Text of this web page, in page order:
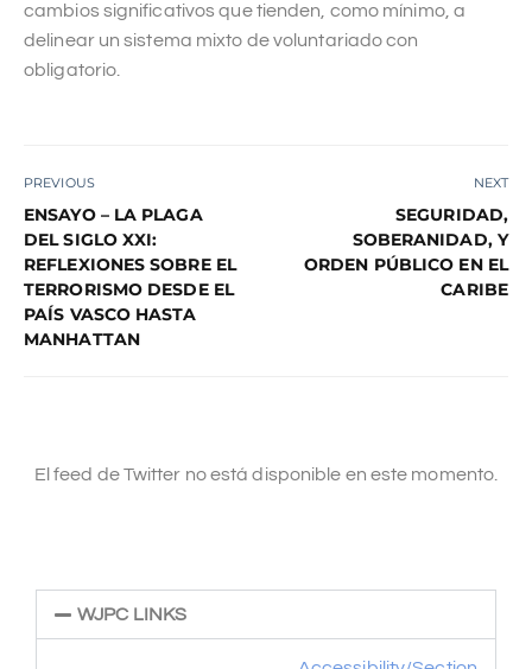
cambios significativos que tienden, como mínimo, a
delinear un sistema mixto de voluntariado con
obligatorio.
PREVIOUS
ENSAYO – LA PLAGA
DEL SIGLO XXI:
REFLEXIONES SOBRE EL
TERRORISMO DESDE EL
PAÍS VASCO HASTA
MANHATTAN
NEXT
SEGURIDAD,
SOBERANIDAD, Y
ORDEN PÚBLICO EN EL
CARIBE
El feed de Twitter no está disponible en este momento.
WJPC LINKS